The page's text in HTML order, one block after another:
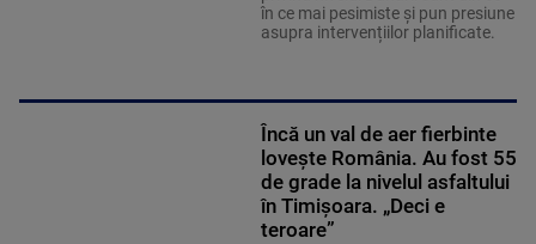
în ce mai pesimiste și pun presiune
asupra intervențiilor planificate.
Încă un val de aer fierbinte
lovește România. Au fost 55
de grade la nivelul asfaltului
în Timișoara. „Deci e
teroare”